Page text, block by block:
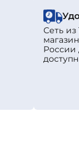
Сеть из
России